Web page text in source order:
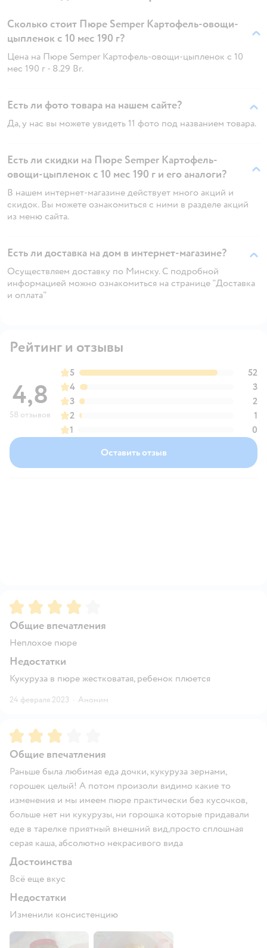
Сколько стоит Пюре Semper Картофель-овощи-
цыпленок с 10 мес 190 г?
Цена на Пюре Semper Картофель-овощи-цыпленок с 10
мес 190 г - 8.29 Br.
Есть ли фото товара на нашем сайте?
Да, у нас вы можете увидеть 11 фото под названием товара.
Есть ли скидки на Пюре Semper Картофель-
овощи-цыпленок с 10 мес 190 г и его аналоги?
В нашем интернет-магазине действует много акций и
скидок. Вы можете ознакомиться с ними в разделе акций
из меню сайта.
Есть ли доставка на дом в интернет-магазине?
Осуществляем доставку по Минску. С подробной
информацией можно ознакомиться на странице "Доставка
и оплата"
Рейтинг и отзывы
4,8
58 отзывов
5
52
4
3
3
2
2
1
1
0
Оставить отзыв
Рейтинг:4
Общие впечатления
Неплохое пюре
Недостатки
Кукуруза в пюре жестковатая, ребенок плюется
24 февраля 2023 · Аноним
Рейтинг:3
Общие впечатления
Раньше была любимая еда дочки, кукуруза зернами,
горошек целый! А потом произоли видимо какие то
изменения и мы имеем пюре практически без кусочков,
больше нет ни кукурузы, ни горошка которые придавали
еде в тарелке приятный внешний вид,просто сплошная
серая каша, абсолютно некрасивого вида
Достоинства
Всё еще вкус
Недостатки
Изменили консистенцию